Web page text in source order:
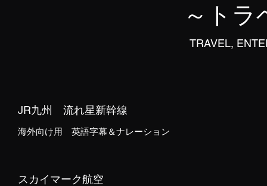
～トラ
TRAVEL,
JR九州 流れ星新幹線
海外向け用 英語字幕＆ナレーション
スカイマーク航空